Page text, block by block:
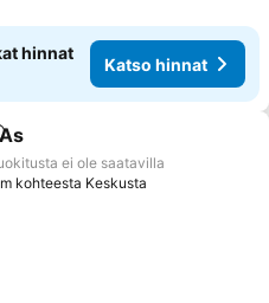
hinnat
Katso hinnat
suosikkeihin
ei ole saatavilla
kohteesta Keskusta